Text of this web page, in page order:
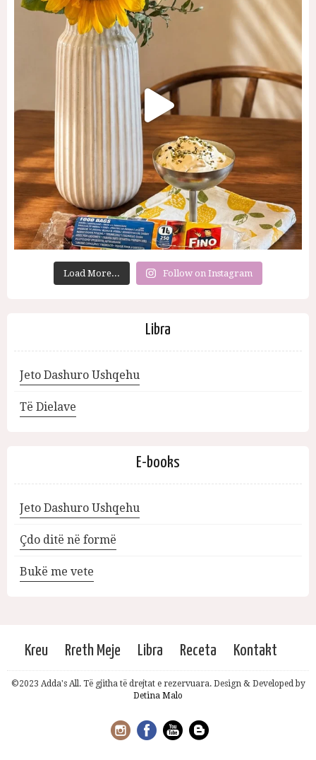
Load More... Follow on Instagram
Libra
Jeto Dashuro Ushqehu
Të Dielave
E-books
Jeto Dashuro Ushqehu
Çdo ditë në formë
Bukë me vete
Kreu Rreth Meje Libra Receta Kontakt
©2023 Adda's All. Të gjitha të drejtat e rezervuara. Design & Developed by
Detina Malo